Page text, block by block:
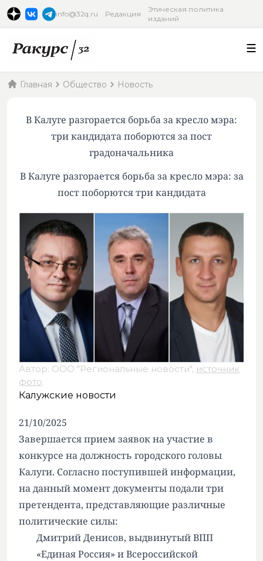
info@32q.ru Редакция
Этическая политика
изданий
Главная Общество Новость
В Калуге разгорается борьба за кресло мэра:
три кандидата поборются за пост
градоначальника
В Калуге разгорается борьба за кресло мэра: за
пост поборются три кандидата
Автор: ООО "Региональные новости", источник
фото.
Калужские новости
21/10/2025
Завершается прием заявок на участие в
конкурсе на должность городского головы
Калуги. Согласно поступившей информации,
на данный момент документы подали три
претендента, представляющие различные
политические силы:
Дмитрий Денисов, выдвинутый ВПП
«Единая Россия» и Всероссийской